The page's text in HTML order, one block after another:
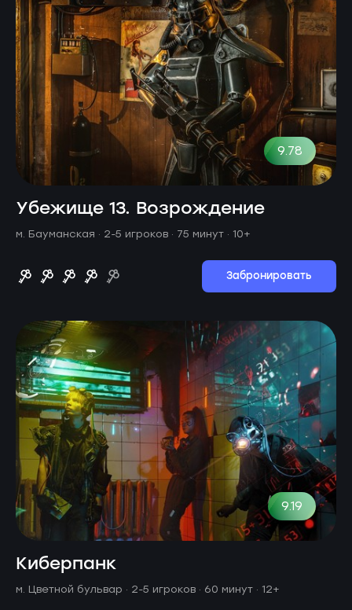
9.78
Убежище 13. Возрождение
м. Бауманская · 2-5 игроков · 75 минут · 10+
Забронировать
9.19
Киберпанк
м. Цветной бульвар · 2-5 игроков · 60 минут · 12+